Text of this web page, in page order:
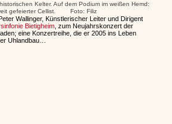
Kelter. Auf dem Podium im weißen Hemd:
gefeierter Cellist. Foto: Filiz
Wallinger, Künstlerischer Leiter und Dirigent
Bietigheim , zum Neujahrskonzert der
eine Konzertreihe, die er 2005 ins Leben
Uhlandbau…